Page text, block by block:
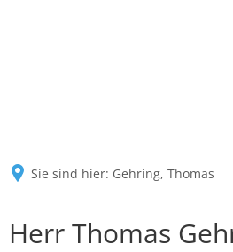
Sie sind hier: Gehring, Thomas
Herr Thomas